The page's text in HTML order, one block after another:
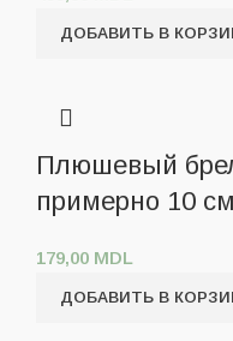
ДОБАВИТЬ В
Плюшевый
примерно 10
179,00 MDL
ДОБАВИТЬ В